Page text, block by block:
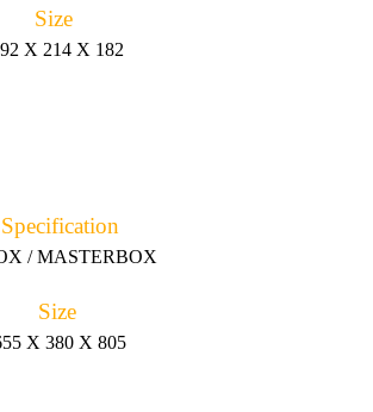
Size
X 214 X 182
Specification
/ MASTERBOX
Size
X 380 X 805